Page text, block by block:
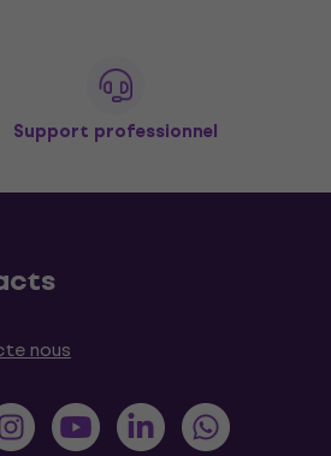
Support professionnel
nous